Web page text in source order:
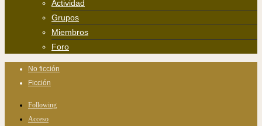
Actividad
Grupos
Miembros
Foro
No ficción
Ficción
Following
Acceso